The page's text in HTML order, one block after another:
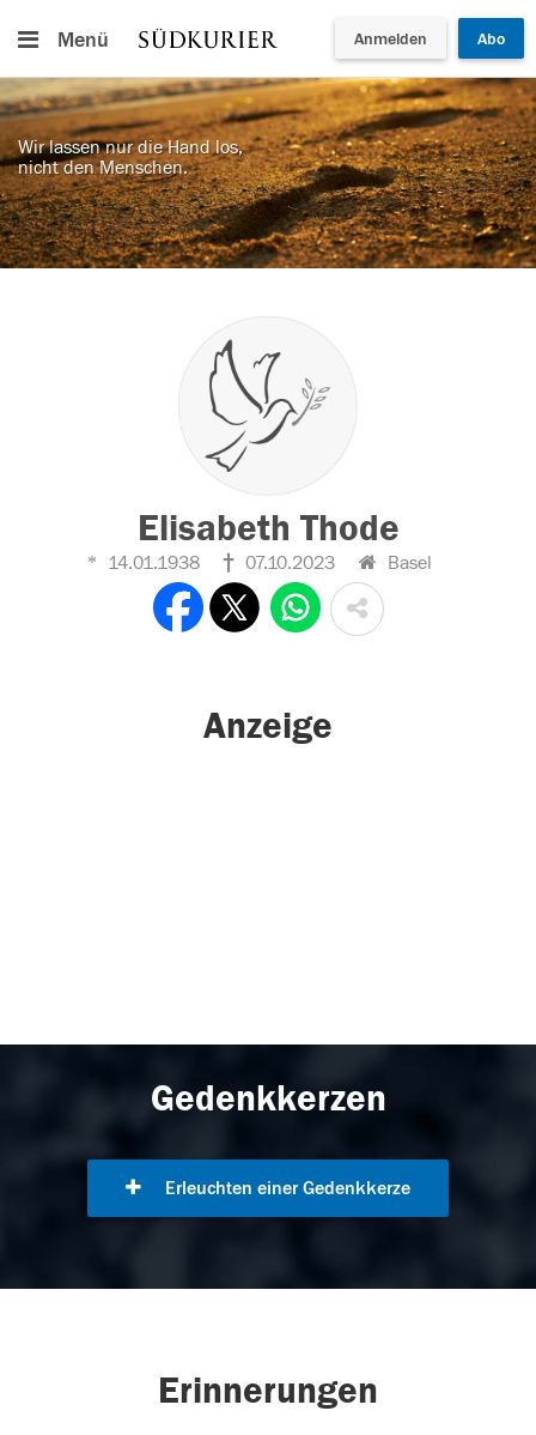
Menü Anmelden Abo
Wir lassen nur die Hand los,
nicht den Menschen.
Elisabeth Thode
14.01.1938 07.10.2023 Basel
Anzeige
Gedenkkerzen
Erleuchten einer Gedenkkerze
Erinnerungen